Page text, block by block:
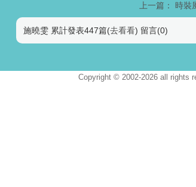
上一篇： 時裝
施曉雯 累計發表447篇(去看看) 留言(0)
Copyright © 2002-2026 all rights